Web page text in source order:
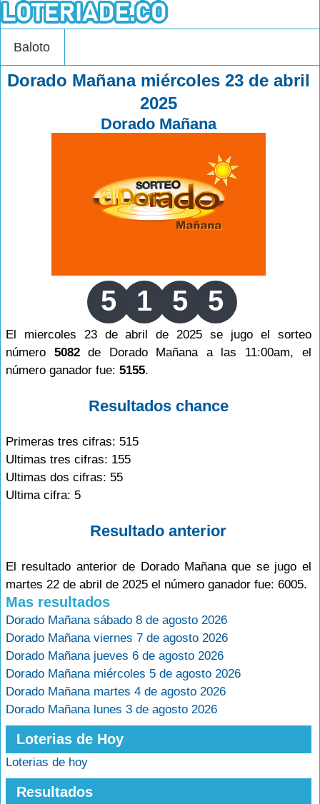
Baloto
Dorado Mañana miércoles 23 de abril
2025
Dorado Mañana
5 1 5 5
El miercoles 23 de abril de 2025 se jugo el sorteo
número 5082de Dorado Mañana a las 11:00am, el
número ganador fue: 5155.
Resultados chance
Primeras tres cifras: 515
Ultimas tres cifras: 155
Ultimas dos cifras: 55
Ultima cifra: 5
Resultado anterior
El resultado anterior de Dorado Mañana que se jugo el
martes 22 de abril de 2025 el número ganador fue: 6005.
Mas resultados
Dorado Mañana sábado 8 de agosto 2026
Dorado Mañana viernes 7 de agosto 2026
Dorado Mañana jueves 6 de agosto 2026
Dorado Mañana miércoles 5 de agosto 2026
Dorado Mañana martes 4 de agosto 2026
Dorado Mañana lunes 3 de agosto 2026
Loterias de Hoy
Loterias de hoy
Resultados